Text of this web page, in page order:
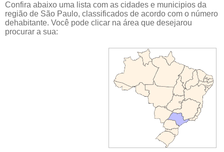
Confira abaixo uma lista com as cidades e municipios da
região de São Paulo, classificados de acordo com o número
dehabitante. Você pode clicar na área que desejarou
procurar a sua: